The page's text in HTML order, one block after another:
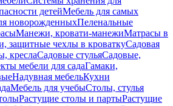
детейМебель для самых
новорожденныхПеленальные
Манежи, кровати-манежиМатрасы в
защитные чехлы в кроваткуСадовая
креслаСадовые стульяСадовые,
мебели для садаГамаки,
Надувная мебельКухни
Мебель для учебыСтолы, стулья
Растущие столы и партыРастущие